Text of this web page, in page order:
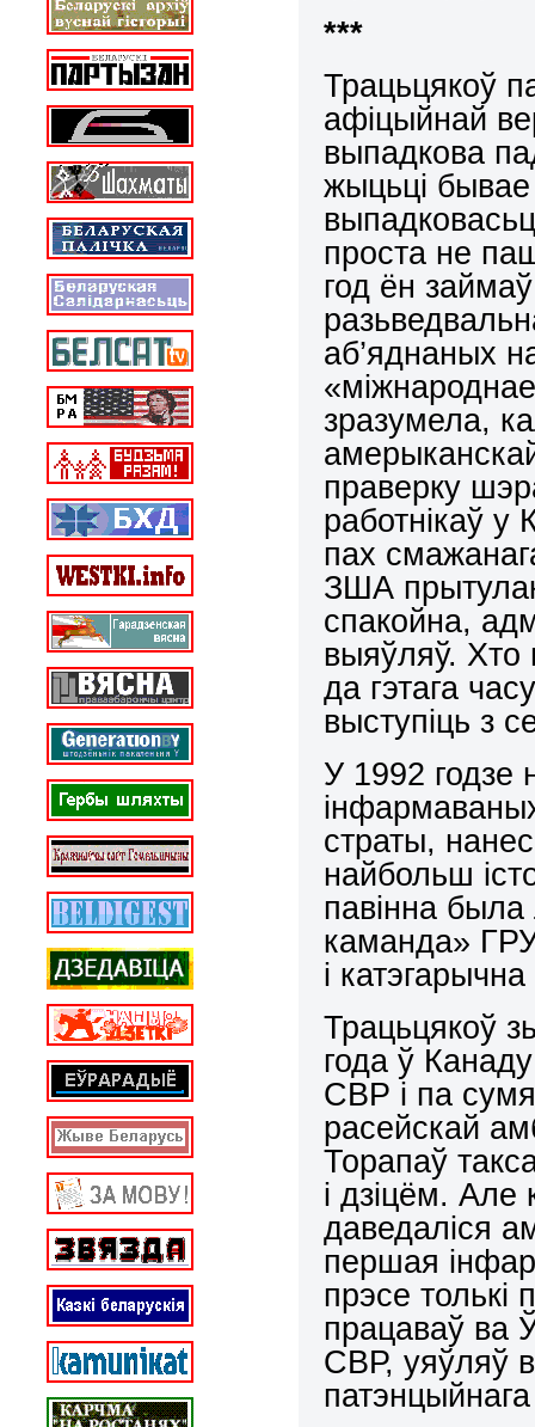
***
Трацьцякоў
афіцыйнай
выпадкова
жыцьці
проста не
год ён
аб’яднаных
зразумела,
праверку
работнікаў
пах
ЗША
спакойна,
выяўляў.
да гэтага
выступіць з
У 1992 годзе
страты,
найбольш
павінна была
каманда»
і
Трацьцякоў
года ў
СВР і па
расейскай
Торапаў
і дзіцём. Але
даведаліся
першая
прэсе толькі
працаваў ва
СВР, уяўляў
патэнцыйнага